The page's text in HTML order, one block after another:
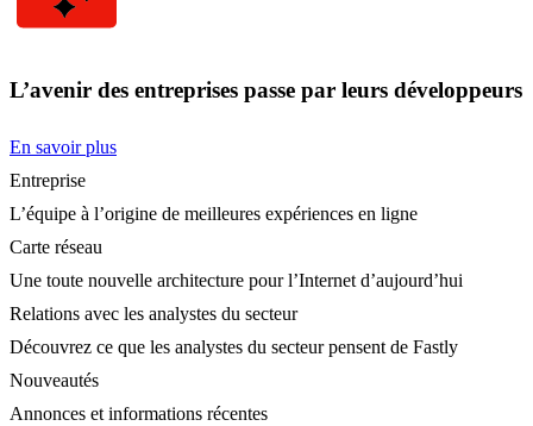
L’avenir des entreprises passe par leurs développeurs
En savoir plus
Entreprise
L’équipe à l’origine de meilleures expériences en ligne
Carte réseau
Une toute nouvelle architecture pour l’Internet d’aujourd’hui
Relations avec les analystes du secteur
Découvrez ce que les analystes du secteur pensent de Fastly
Nouveautés
Annonces et informations récentes